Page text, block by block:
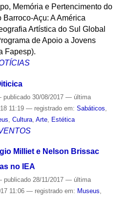
Memória e Pertencimento do
Barroco-Açu: A América
Artística do Sul Global
de Apoio a Jovens
Fapesp).
publicado30/08/2017 — última
11:19 — registrado em: Sabáticos
Cultura, Arte, Estética
Milliet e Nelson Brissac
no IEA
publicado28/11/2017 — última
11:06 — registrado em: Museus,